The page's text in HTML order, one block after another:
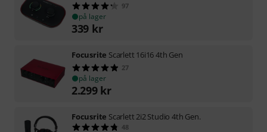
97
på lager
339 kr
Focusrite Scarlett 16i16 4th Gen
27
på lager
2.299 kr
Focusrite Scarlett 2i2 Studio 4th Gen.
48